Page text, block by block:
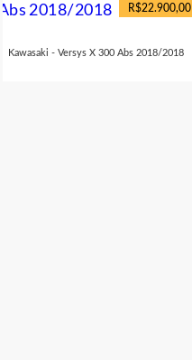
R$22.900,00
Kawasaki - Versys X 300 Abs 2018/2018